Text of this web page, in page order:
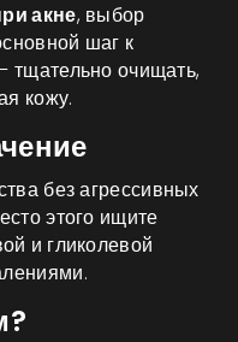
акне, выбор
шаг к
тщательно очищать,
кожу.
без агрессивных
этого ищите
и гликолевой